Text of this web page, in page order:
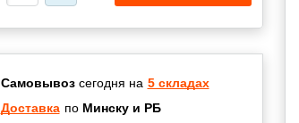
Самовывозсегодня на 5 складах
Доставка по Минску и РБ